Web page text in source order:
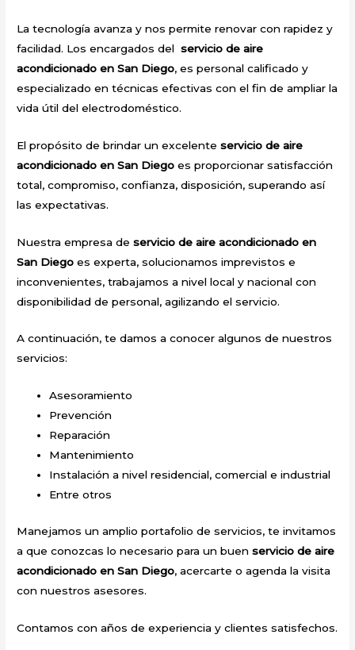
La tecnología avanza y nos permite renovar con rapidez y
facilidad. Los encargados delservicio de aire
acondicionado en San Diego, es personal calificado y
especializado en técnicas efectivas con el fin de ampliar la
vida útil del electrodoméstico.
El propósito de brindar un excelenteservicio de aire
acondicionado en San Diego es proporcionar satisfacción
total, compromiso, confianza, disposición, superando así
las expectativas.
Nuestra empresa deservicio de aire acondicionado en
San Diego es experta, solucionamos imprevistos e
inconvenientes, trabajamos a nivel local y nacional con
disponibilidad de personal, agilizando el servicio.
A continuación, te damos a conocer algunos de nuestros
servicios:
Asesoramiento
Prevención
Reparación
Mantenimiento
Instalación a nivel residencial, comercial e industrial
Entre otros
Manejamos un amplio portafolio de servicios, te invitamos
a que conozcas lo necesario para un buenservicio de aire
acondicionado en San Diego, acercarte o agenda la visita
con nuestros asesores.
Contamos con años de experiencia y clientes satisfechos.